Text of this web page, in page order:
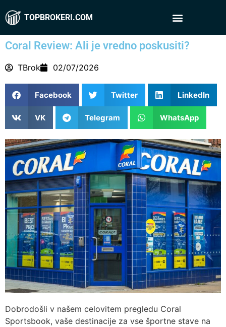
TOPBROKERI.COM
Coral Review: Ali je vredno poskusiti?
TBrok 02/07/2026
Facebook Twitter LinkedIn
VK Telegram WhatsApp
Dobrodošli v našem celovitem pregledu Coral
Sportsbook, vaše destinacije za vse športne stave na